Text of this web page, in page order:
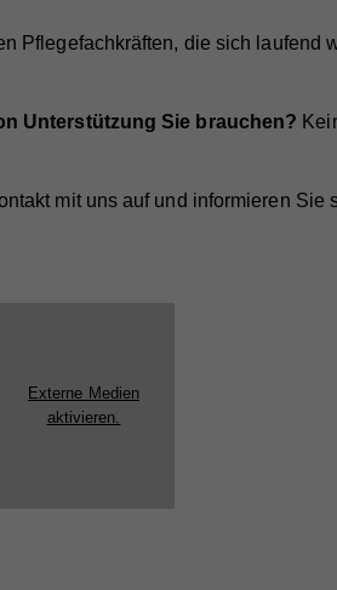
Pflegefachkräften, die sich laufend
Unterstützung Sie brauchen?
mit uns auf und informieren Sie
Externe Medien
aktivieren.